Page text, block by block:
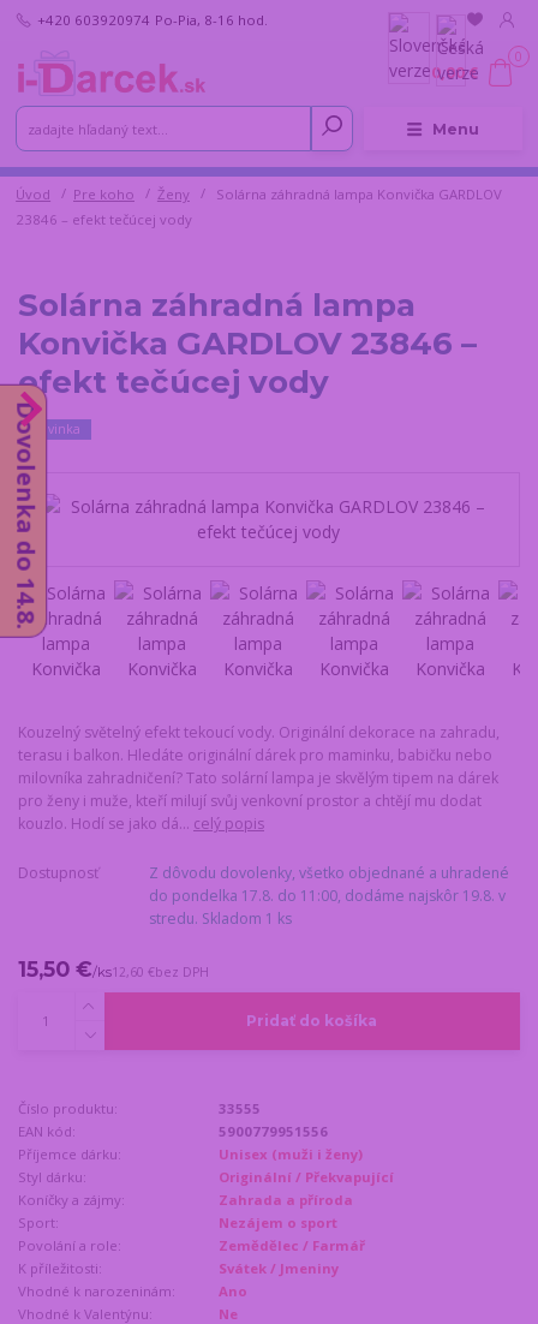
Menu
+420 603920974 Po-Pia, 8-16 hod.
0
0,00 €
Úvod Pre koho Ženy
Solárna záhradná lampa Konvička GARDLOV
23846 – efekt tečúcej vody
Solárna záhradná lampa
Konvička GARDLOV 23846 –
efekt tečúcej vody
Novinka
Kouzelný světelný efekt tekoucí vody. Originální dekorace na zahradu,
terasu i balkon. Hledáte originální dárek pro maminku, babičku nebo
milovníka zahradničení? Tato solární lampa je skvělým tipem na dárek
pro ženy i muže, kteří milují svůj venkovní prostor a chtějí mu dodat
kouzlo. Hodí se jako dá... celý popis
Dostupnosť
Z dôvodu dovolenky, všetko objednané a uhradené
do pondelka 17.8. do 11:00, dodáme najskôr 19.8. v
stredu. Skladom 1 ks
15,50 €/ks12,60 €bez DPH
Pridať do košíka
Číslo produktu:
33555
EAN kód:
5900779951556
Příjemce dárku:
Unisex (muži i ženy)
Styl dárku:
Originální / Překvapující
Koníčky a zájmy:
Zahrada a příroda
Sport:
Nezájem o sport
Povolání a role:
Zemědělec / Farmář
K příležitosti:
Svátek / Jmeniny
Vhodné k narozeninám:
Ano
Vhodné k Valentýnu:
Ne
Dovolenka do 14.8.